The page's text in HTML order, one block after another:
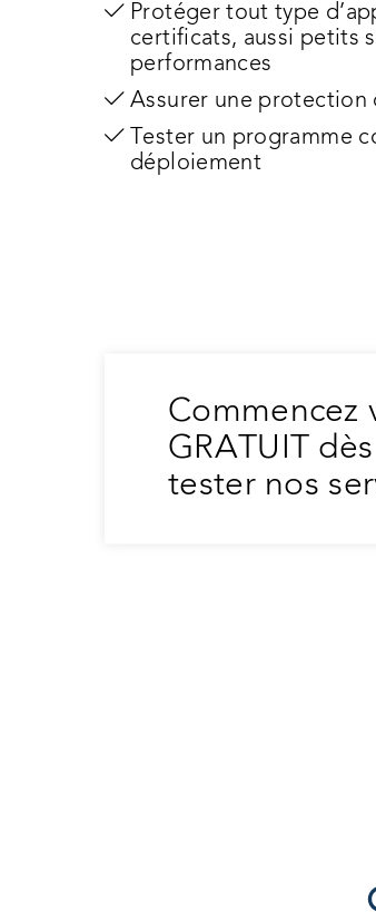
Protéger tout type
certificats, aussi petits
performances
Assurer une protection
Tester un programme
déploiement
Commencez
GRATUIT
tester nos